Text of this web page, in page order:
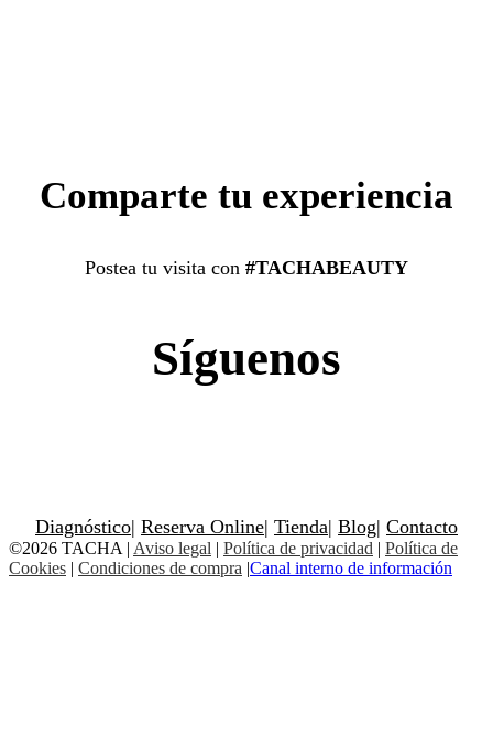
Comparte tu experiencia
Postea tu visita con #TACHABEAUTY
Síguenos
Diagnóstico| Reserva Online| Tienda| Blog| Contacto
©2026 TACHA | Aviso legal | Política de privacidad | Política de
Cookies | Condiciones de compra |Canal interno de información